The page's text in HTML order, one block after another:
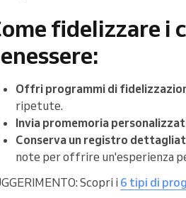
fidelizzare
Offri programmi di
ripetute.
Invia promemoria
Conserva un registro
note per offrire un'esperienza
Scopri i 6 tipi di